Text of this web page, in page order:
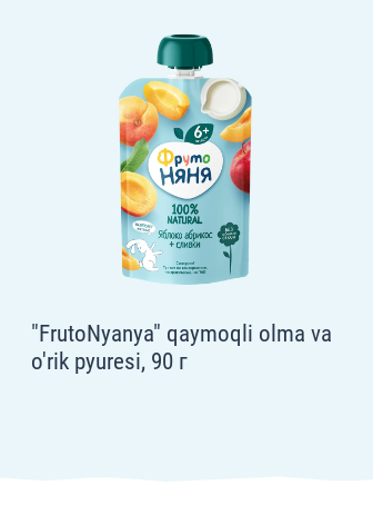
"FrutoNyanya" qaymoqli olma va
o'rik pyuresi, 90 г